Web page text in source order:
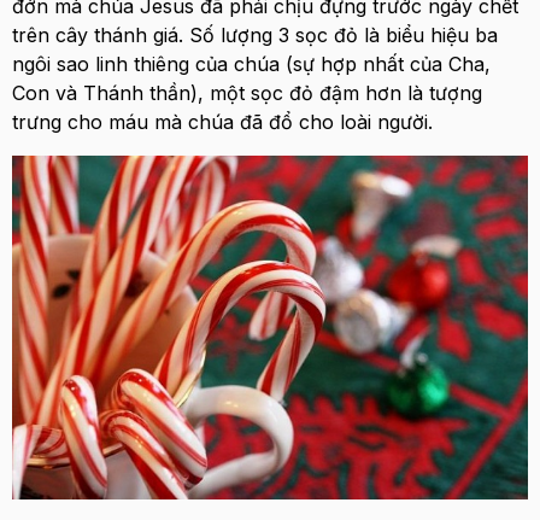
đớn mà chúa Jesus đã phải chịu đựng trước ngày chết
trên cây thánh giá. Số lượng 3 sọc đỏ là biểu hiệu ba
ngôi sao linh thiêng của chúa (sự hợp nhất của Cha,
Con và Thánh thần), một sọc đỏ đậm hơn là tượng
trưng cho máu mà chúa đã đổ cho loài người.